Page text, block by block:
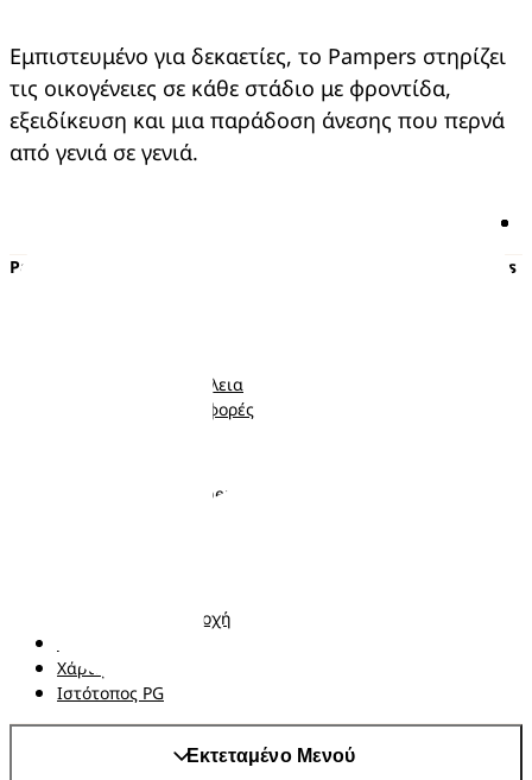
Εμπιστευμένο για δεκαετίες, το Pampers στηρίζει
τις οικογένειες σε κάθε στάδιο με φροντίδα,
εξειδίκευση και μια παράδοση άνεσης που περνά
από γενιά σε γενιά.
Pampers
Ποιότητα και Ασφάλεια
Κουπόνια και προσφορές
Περισσότερα από τα Pampers
Σχετικά με τα Pampers
Αλλαγή χώρα/περιοχή
Χάρτης ιστότοπου
Ιστότοπος PG
Εκτεταμένο Μενού